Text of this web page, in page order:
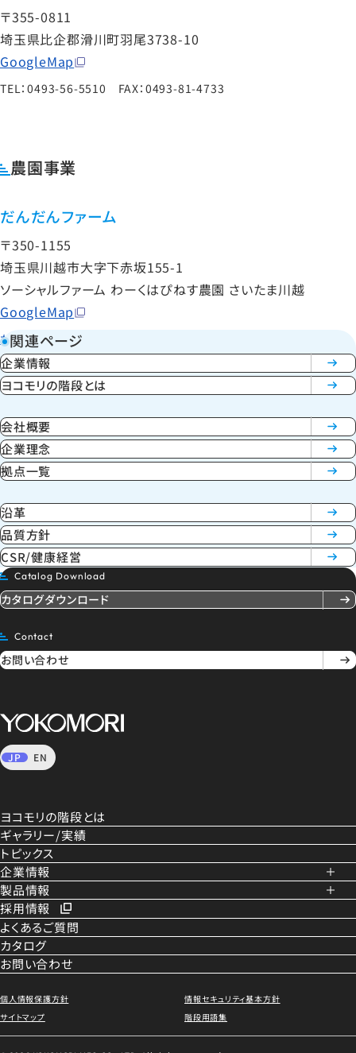
〒355-0811
埼玉県比企郡滑川町羽尾3738-10
GoogleMap
TEL：0493-56-5510 FAX：0493-81-4733
農園事業
だんだんファーム
〒350-1155
埼玉県川越市大字下赤坂155-1
ソーシャルファーム わーくはぴねす農園 さいたま川越
GoogleMap
だんだんファームの取組みについて
関連ページ
企業情報
ヨコモリの階段とは
会社概要
企業理念
拠点一覧
沿革
品質方針
CSR/健康経営
Catalog Download
カタログダウンロード
Contact
お問い合わせ
JP EN
ヨコモリの階段とは
ギャラリー/実績
トピックス
企業情報
会社概要
企業理念
社是
50の心得
品質方針
沿革
CSR/健康経営
製品情報
内部階段
外部階段
手すり
装飾・らせん階段
トラックバース階段
住宅用階段(システア)
採用情報
よくあるご質問
カタログ
お問い合わせ
個人情報保護方針
情報セキュリティ基本方針
サイトマップ
階段用語集